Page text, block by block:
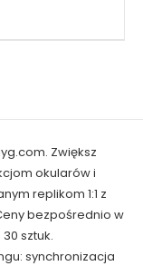
Zwiększ
okularów i
replikom 1:1 z
bezpośrednio w
sztuk.
synchronizacja